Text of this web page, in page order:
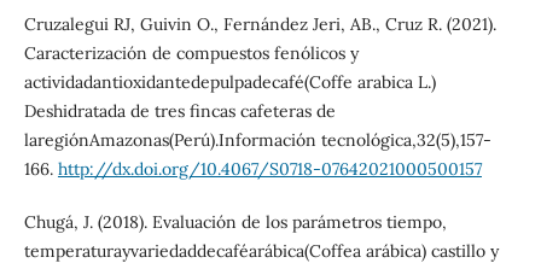
Cruzalegui RJ, Guivin O., Fernández Jeri, AB., Cruz R. (2021).
Caracterización de compuestos fenólicos y
actividadantioxidantedepulpadecafé(Coffe arabica L.)
Deshidratada de tres fincas cafeteras de
laregiónAmazonas(Perú).Información tecnológica,32(5),157-
166. http://dx.doi.org/10.4067/S0718-07642021000500157
Chugá, J. (2018). Evaluación de los parámetros tiempo,
temperaturayvariedaddecaféarábica(Coffea arábica) castillo y